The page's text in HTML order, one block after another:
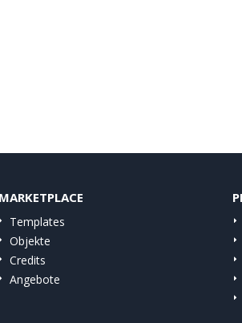
MARKETPLACE
Templates
Objekte
Credits
Angebote